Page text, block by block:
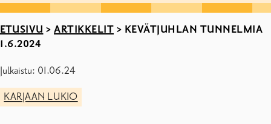
ETUSIVU > ARTIKKELIT > KEVÄTJUHLAN TUNNELMIA
1.6.2024
Julkaistu: 01.06.24
KARJAAN LUKIO